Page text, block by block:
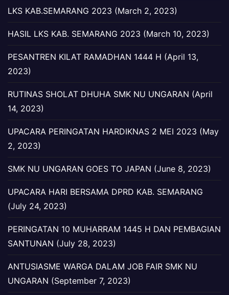
LKS KAB.SEMARANG 2023 (March 2, 2023)
HASIL LKS KAB. SEMARANG 2023 (March 10, 2023)
PESANTREN KILAT RAMADHAN 1444 H (April 13,
2023)
RUTINAS SHOLAT DHUHA SMK NU UNGARAN (April
14, 2023)
UPACARA PERINGATAN HARDIKNAS 2 MEI 2023 (May
2, 2023)
SMK NU UNGARAN GOES TO JAPAN (June 8, 2023)
UPACARA HARI BERSAMA DPRD KAB. SEMARANG
(July 24, 2023)
PERINGATAN 10 MUHARRAM 1445 H DAN PEMBAGIAN
SANTUNAN (July 28, 2023)
ANTUSIASME WARGA DALAM JOB FAIR SMK NU
UNGARAN (September 7, 2023)